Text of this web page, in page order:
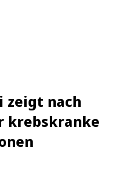
zeigt nach
krebskranke